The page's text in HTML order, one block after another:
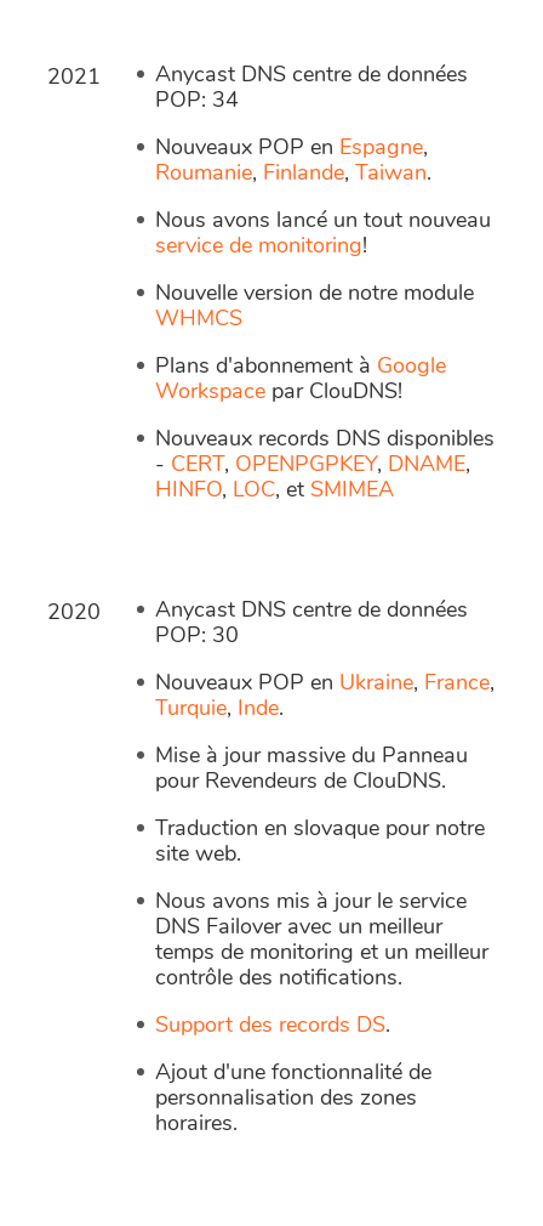
2021
Anycast DNS centre de données
POP: 34
Nouveaux POP en Espagne,
Roumanie, Finlande, Taiwan.
Nous avons lancé un tout nouveau
service de monitoring!
Nouvelle version de notre module
WHMCS
Plans d'abonnement à Google
Workspace par ClouDNS!
Nouveaux records DNS disponibles
- CERT, OPENPGPKEY, DNAME,
HINFO, LOC, et SMIMEA
2020
Anycast DNS centre de données
POP: 30
Nouveaux POP en Ukraine, France,
Turquie, Inde.
Mise à jour massive du Panneau
pour Revendeurs de ClouDNS.
Traduction en slovaque pour notre
site web.
Nous avons mis à jour le service
DNS Failover avec un meilleur
temps de monitoring et un meilleur
contrôle des notifications.
Support des records DS.
Ajout d'une fonctionnalité de
personnalisation des zones
horaires.